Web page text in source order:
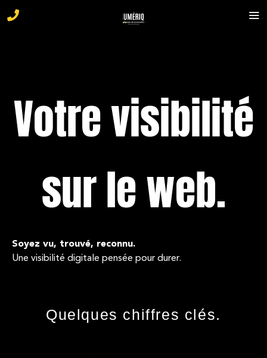
Votre visibilité
sur le web.
Soyez vu, trouvé, reconnu.
Une visibilité digitale pensée pour durer.
Quelques chiffres clés.